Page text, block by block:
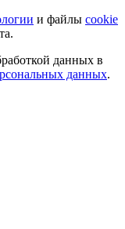
и файлы cookie
данных в
данных.